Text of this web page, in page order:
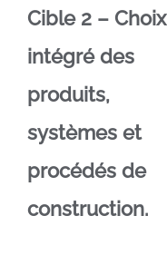
Cible 2 – Choix
intégré des
produits,
systèmes et
procédés de
construction.